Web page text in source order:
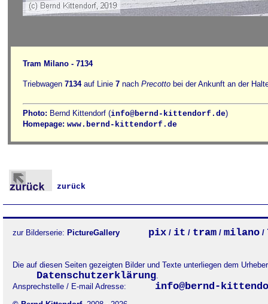
Tram Milano - 7134
Triebwagen 7134auf Linie 7 nach Precotto bei der Ankunft an der
Photo: Bernd Kittendorf (info@bernd-kittendorf.de)
Homepage: www.bernd-kittendorf.de
zurück
zur Bilderserie: PictureGallery pix / it / tram / milano /
Die auf diesen Seiten gezeigten Bilder und Texte unterliegen dem
Datenschutzerklärung.
Ansprechstelle / E-mail Adresse:
info@bernd-